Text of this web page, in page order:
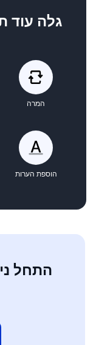
גלה עוד
המרה
הוספת הערות
התחל